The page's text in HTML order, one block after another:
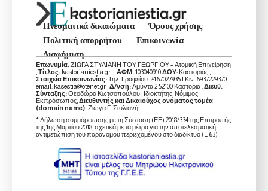
Πνευματικά δικαιώματα
Όρους χρήσης
Πολιτική απορρήτου
Επικοινωνία
Διαφήμιση
Επωνυμία:ΖΙΩΓΑ ΣΤΥΛΙΑΝΗ ΤΟΥ ΓΕΩΡΓΙΟΥ – Ατομική Επιχείρηση
Τίτλος: kastorianiestia.gr , ΑΦΜ:103040910ΔΟΥ: Καστοριάς ,
Στοιχεία Επικοινωνίας:Τηλ. Γραφείου: 2467027935 | Κιν. 6937229370 |
email: kasestia@otenet.gr , Δ/νση:Αμύντα 2 52100 Καστοριά . Διευθ.
Σύνταξης:Θεοδώρα Κωτσοπούλου , Ιδιοκτήτης, Νόμιμος
Εκπρόσωπος, Διευθυντής και Δικαιούχος ονόματος τομέα
(domain name):Ζιώγα Γ. Στυλιανή
* Δήλωση συμμόρφωσης με τη Σύσταση (ΕΕ) 2018/334 της Επιτροπής
της 1ης Μαρτίου 2018, σχετικά με τα μέτρα για την αποτελεσματική
αντιμετώπιση του παράνομου περιεχομένου στο διαδίκτυο (L 63)